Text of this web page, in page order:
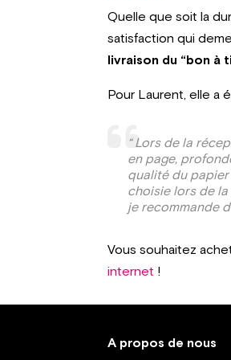
Quelle que soit la
satisfaction qui
livraison du “bon à
Pour Laurent, elle a
“ Lors de la
en page,
qualité du
choisie lors de la
je recommande
Vous souhaitez
internet !
A propos de nous